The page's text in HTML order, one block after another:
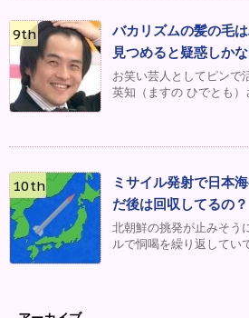
バカリズムの髪の毛
見つめると疑惑しかな
お笑い芸人としてピンで
英知（ますの ひでとも）
ミサイル発射で日本
だ後は回収してるの？
北朝鮮の挑発が止みそう
ルで恫喝を繰り返してい